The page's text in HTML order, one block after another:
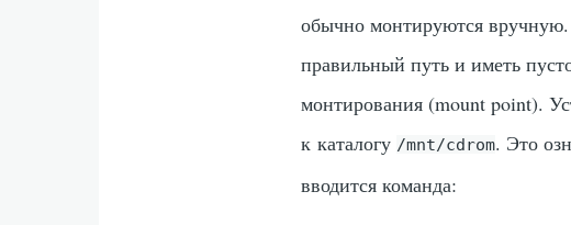
обычно монтируются
правильный путь и иметь
монтирования (mount point).
к каталогу /mnt/cdrom. Это
вводится команда: